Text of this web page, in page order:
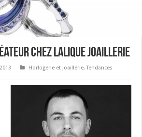
chez Lalique Joaillerie
Horlogerie et Joaillerie,Tendances